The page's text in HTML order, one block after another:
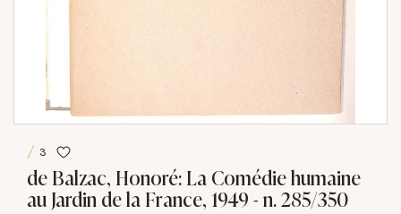
3
de Balzac, Honoré: La Comédie humaine
au Jardin de la France, 1949 - n. 285/350